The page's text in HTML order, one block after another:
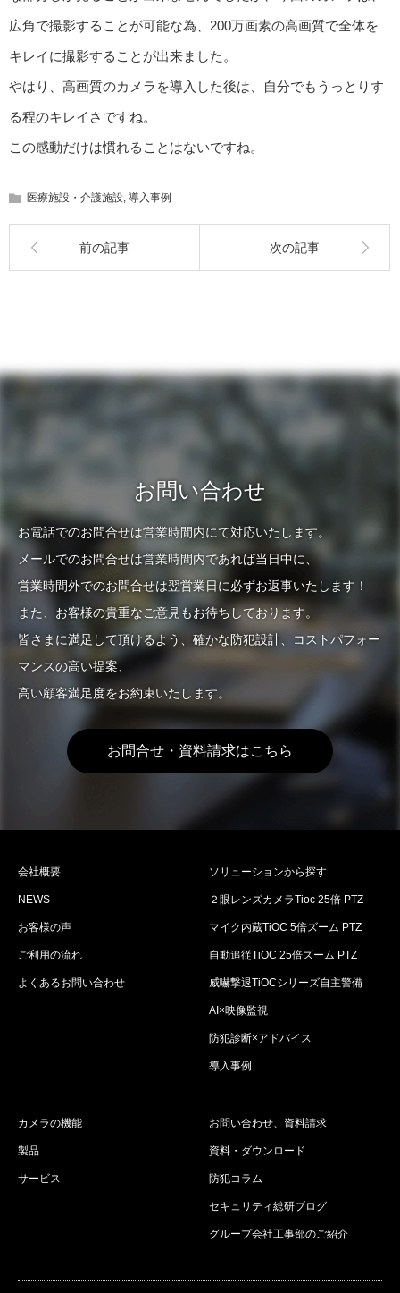
広角で撮影することが可能な為、200万画素の高画質で全体を
キレイに撮影することが出来ました。
やはり、高画質のカメラを導入した後は、自分でもうっとりす
る程のキレイさですね。
この感動だけは慣れることはないですね。
医療施設・介護施設, 導入事例
前の記事 次の記事
お問い合わせ
お電話でのお問合せは営業時間内にて対応いたします。
メールでのお問合せは営業時間内であれば当日中に、
営業時間外でのお問合せは翌営業日に必ずお返事いたします！
また、お客様の貴重なご意見もお待ちしております。
皆さまに満足して頂けるよう、確かな防犯設計、コストパフォー
マンスの高い提案、
高い顧客満足度をお約束いたします。
お問合せ・資料請求はこちら
会社概要
NEWS
お客様の声
ご利用の流れ
よくあるお問い合わせ
ソリューションから探す
２眼レンズカメラTioc 25倍 PTZ
マイク内蔵TiOC 5倍ズーム PTZ
自動追従TiOC 25倍ズーム PTZ
威嚇撃退TiOCシリーズ自主警備
AI×映像監視
防犯診断×アドバイス
導入事例
カメラの機能
製品
サービス
お問い合わせ、資料請求
資料・ダウンロード
防犯コラム
セキュリティ総研ブログ
グループ会社工事部のご紹介